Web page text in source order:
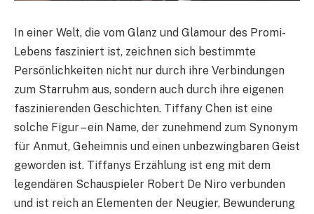
In einer Welt, die vom Glanz und Glamour des Promi-
Lebens fasziniert ist, zeichnen sich bestimmte
Persönlichkeiten nicht nur durch ihre Verbindungen
zum Starruhm aus, sondern auch durch ihre eigenen
faszinierenden Geschichten. Tiffany Chen ist eine
solche Figur – ein Name, der zunehmend zum Synonym
für Anmut, Geheimnis und einen unbezwingbaren Geist
geworden ist. Tiffanys Erzählung ist eng mit dem
legendären Schauspieler Robert De Niro verbunden
und ist reich an Elementen der Neugier, Bewunderung